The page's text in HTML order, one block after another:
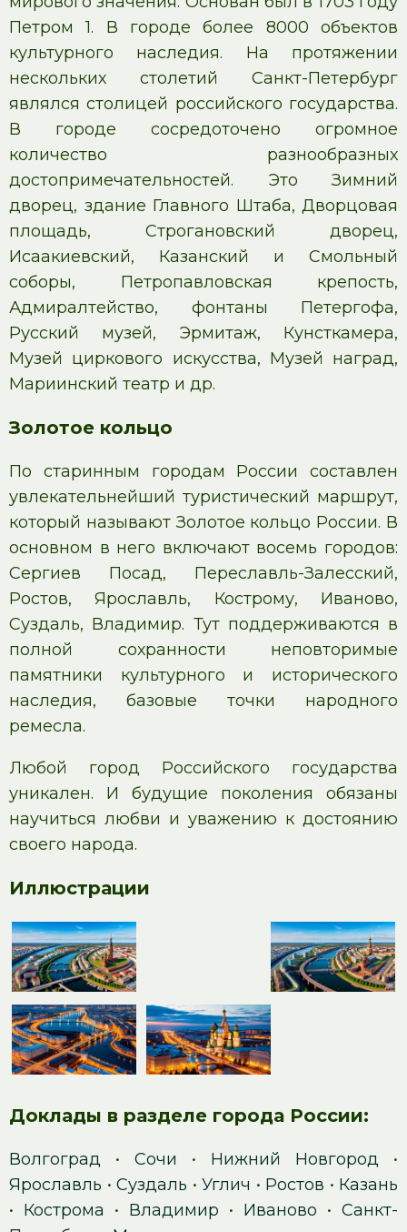
Петром 1. В городе более 8000 объектов
культурного наследия. На протяжении
нескольких столетий Санкт-Петербург
являлся столицей российского государства.
В городе сосредоточено огромное
количество разнообразных
достопримечательностей. Это Зимний
дворец, здание Главного Штаба, Дворцовая
площадь, Строгановский дворец,
Исаакиевский, Казанский и Смольный
соборы, Петропавловская крепость,
Адмиралтейство, фонтаны Петергофа,
Русский музей, Эрмитаж, Кунсткамера,
Музей циркового искусства, Музей наград,
Мариинский театр и др.
Золотое кольцо
По старинным городам России составлен
увлекательнейший туристический маршрут,
который называют Золотое кольцо России. В
основном в него включают восемь городов:
Сергиев Посад, Переславль-Залесский,
Ростов, Ярославль, Кострому, Иваново,
Суздаль, Владимир. Тут поддерживаются в
полной сохранности неповторимые
памятники культурного и исторического
наследия, базовые точки народного
ремесла.
Любой город Российского государства
уникален. И будущие поколения обязаны
научиться любви и уважению к достоянию
своего народа.
Иллюстрации
Доклады в разделе города России:
Волгоград • Сочи • Нижний Новгород •
Ярославль • Суздаль • Углич • Ростов • Казань
• Кострома • Владимир • Иваново • Санкт-